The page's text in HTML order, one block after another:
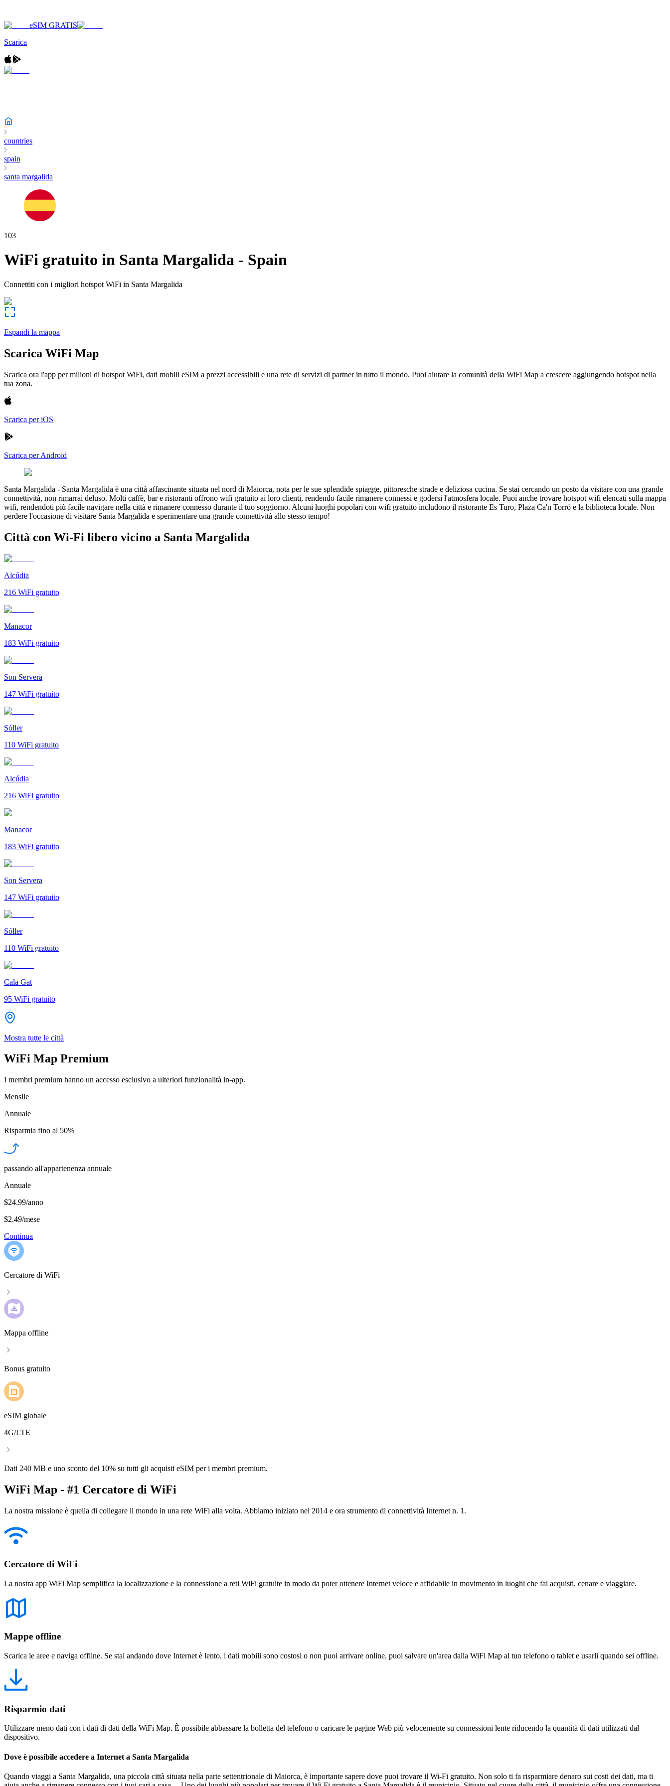
eSIM GRATIS
Scarica
countries
spain
santa margalida
103
WiFi gratuito in Santa Margalida - Spain
Connettiti con i migliori hotspot WiFi in Santa Margalida
Espandi la mappa
Scarica WiFi Map
Scarica ora l'app per milioni di hotspot WiFi, dati mobili eSIM a prezzi accessibili e una rete di servizi di partner in tutto il mondo. Puoi aiutare la comunità della WiFi Map a crescere aggiungendo hotspot nella
tua zona.
Scarica per iOS
Scarica per Android
Santa Margalida - Santa Margalida è una città affascinante situata nel nord di Maiorca, nota per le sue splendide spiagge, pittoresche strade e deliziosa cucina. Se stai cercando un posto da visitare con una grande
connettività, non rimarrai deluso. Molti caffè, bar e ristoranti offrono wifi gratuito ai loro clienti, rendendo facile rimanere connessi e godersi l'atmosfera locale. Puoi anche trovare hotspot wifi elencati sulla mappa
wifi, rendendoti più facile navigare nella città e rimanere connesso durante il tuo soggiorno. Alcuni luoghi popolari con wifi gratuito includono il ristorante Es Turo, Plaza Ca'n Torró e la biblioteca locale. Non
perdere l'occasione di visitare Santa Margalida e sperimentare una grande connettività allo stesso tempo!
Città con Wi-Fi libero vicino a Santa Margalida
Alcúdia
216 WiFi gratuito
Manacor
183 WiFi gratuito
Son Servera
147 WiFi gratuito
Sóller
110 WiFi gratuito
Alcúdia
216 WiFi gratuito
Manacor
183 WiFi gratuito
Son Servera
147 WiFi gratuito
Sóller
110 WiFi gratuito
Cala Gat
95 WiFi gratuito
Mostra tutte le città
WiFi Map Premium
I membri premium hanno un accesso esclusivo a ulteriori funzionalità in-app.
Mensile
Annuale
Risparmia fino al 50%
passando all'appartenenza annuale
Annuale
$24.99/anno
$2.49/mese
Continua
Cercatore di WiFi
Mappa offline
Bonus gratuito
eSIM globale
4G/LTE
Dati 240 MB e uno sconto del 10% su tutti gli acquisti eSIM per i membri premium.
WiFi Map - #1 Cercatore di WiFi
La nostra missione è quella di collegare il mondo in una rete WiFi alla volta. Abbiamo iniziato nel 2014 e ora strumento di connettività Internet n. 1.
Cercatore di WiFi
La nostra app WiFi Map semplifica la localizzazione e la connessione a reti WiFi gratuite in modo da poter ottenere Internet veloce e affidabile in movimento in luoghi che fai acquisti, cenare e viaggiare.
Mappe offline
Scarica le aree e naviga offline. Se stai andando dove Internet è lento, i dati mobili sono costosi o non puoi arrivare online, puoi salvare un'area dalla WiFi Map al tuo telefono o tablet e usarli quando sei offline.
Risparmio dati
Utilizzare meno dati con i dati di dati della WiFi Map. È possibile abbassare la bolletta del telefono o caricare le pagine Web più velocemente su connessioni lente riducendo la quantità di dati utilizzati dal
dispositivo.
Dove è possibile accedere a Internet a Santa Margalida
Quando viaggi a Santa Margalida, una piccola città situata nella parte settentrionale di Maiorca, è importante sapere dove puoi trovare il Wi-Fi gratuito. Non solo ti fa risparmiare denaro sui costi dei dati, ma ti